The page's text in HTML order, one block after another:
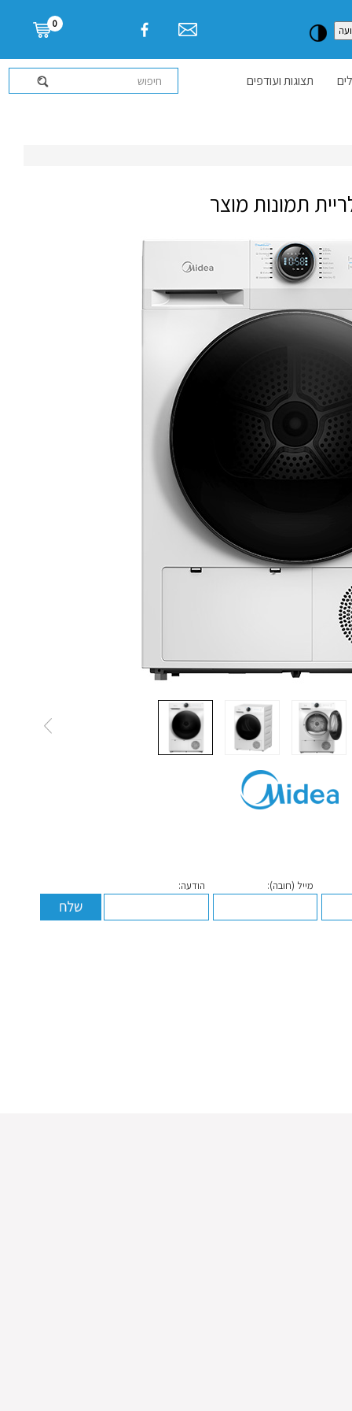
0
תצוגות ועודפים
תמונות מוצר
מייל (חובה): הודעה: